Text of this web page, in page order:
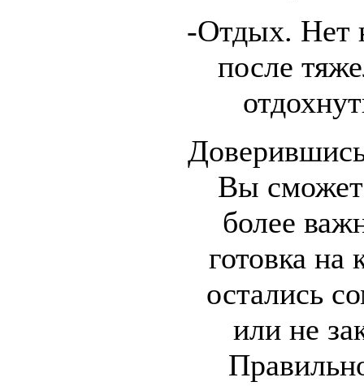
-Отдых. Нет
после
Вы
более
готовка
остались
или не